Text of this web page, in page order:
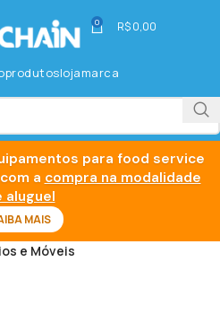
0 R$0,00
produtoslojamarca
e Móveis
para food service
a compra na modalidade
aluguel
MAIS